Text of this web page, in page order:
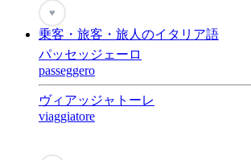
♥
乗客・旅客・旅人のイタリア語
パッセッジェーロ
passeggero
ヴィアッジャトーレ
viaggiatore